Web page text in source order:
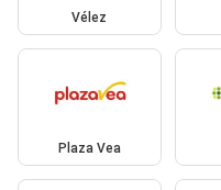
Vélez
Plaza Vea